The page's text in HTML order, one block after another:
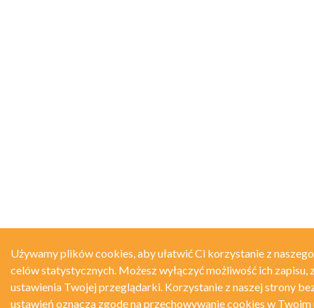
Używamy plików cookies, aby ułatwić Ci korzystanie z
celów statystycznych. Możesz wyłączyć możliwość ich zapisu,
ustawienia Twojej przeglądarki. Korzystanie z naszej strony
ustawień oznacza zgodę na przechowywanie cookies w Twoim